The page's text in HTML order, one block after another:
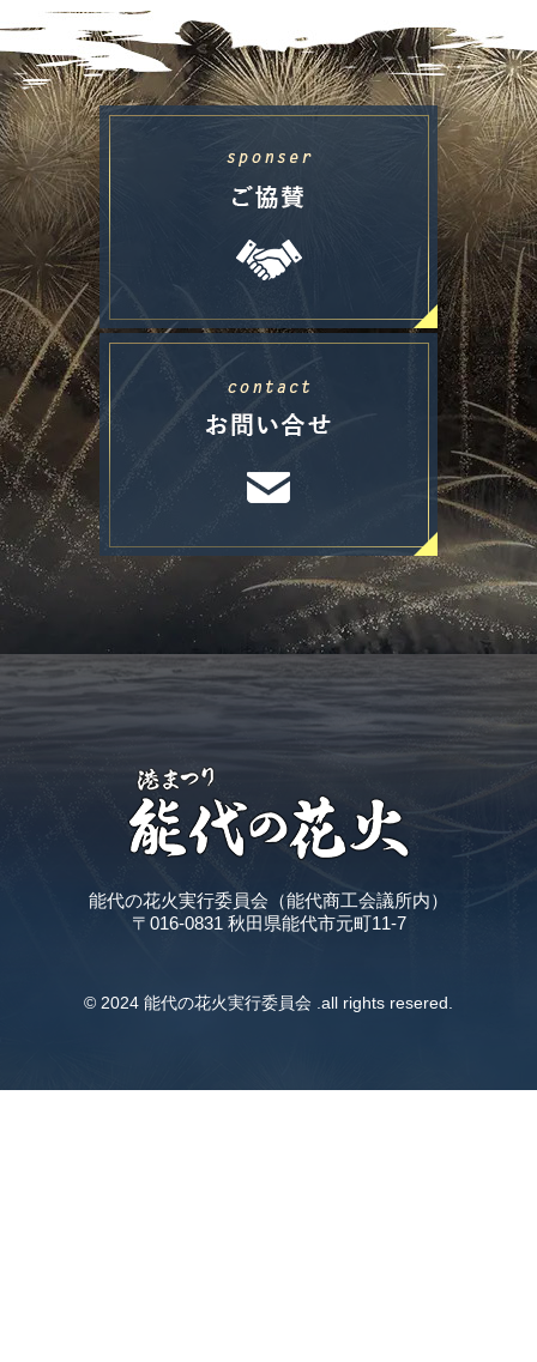
能代の花火実行委員会（能代商工会議所内）
〒016-0831 秋田県能代市元町11-7
© 2024 能代の花火実行委員会 .all rights resered.